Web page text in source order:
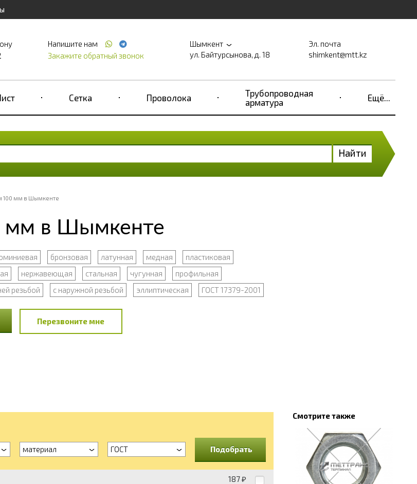
Напишите нам
Закажите обратный звонок
Шымкент
ул. Байтурсынова, д. 18
Эл. почта
shimkent@mtt.kz
Сетка Проволока
Трубопроводная
арматура
Ещё...
Найти
100 мм в Шымкенте
мм в Шымкенте
бронзовая латунная медная
пластиковая
нержавеющая стальная чугунная
профильная
резьбой с наружной резьбой эллиптическая ГОСТ 17379-2001
Перезвоните мне
материал ГОСТ Подобрать
187 ₽
Смотрите также